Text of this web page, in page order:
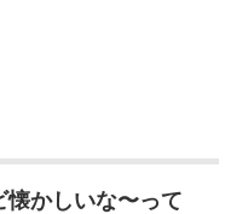
懐かしいな〜って